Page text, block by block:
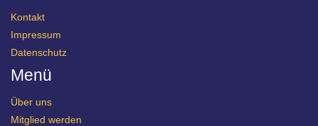
Kontakt
Impressum
Datenschutz
Menü
Über uns
Mitglied werden